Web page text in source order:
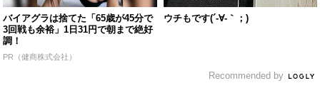
バイアグラは捨てた「65歳が45分で
3回戦も余裕」1日31円で朝まで絶好
調！
PR（健商株式会社）
ウチもです(´-∀-｀；)
Recommended by